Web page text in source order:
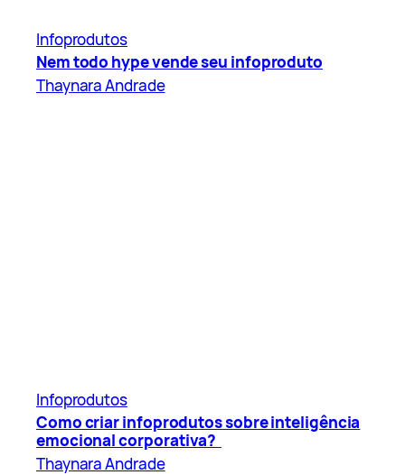
Infoprodutos
Nem todo hype vende seu infoproduto
Thaynara Andrade
Infoprodutos
Como criar infoprodutos sobre inteligência
emocional corporativa?
Thaynara Andrade